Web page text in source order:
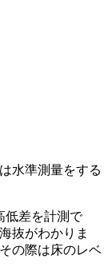
水準測量をする
低差を計測で
抜がわかりま
の際は床のレベ